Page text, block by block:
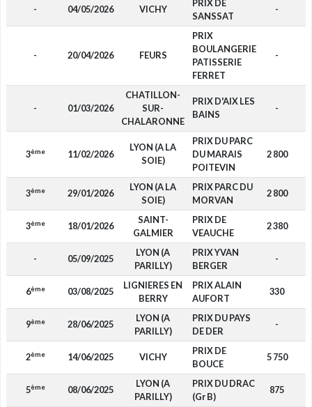
- 04/05/2026 VICHY
PRIX DE
SANSSAT
-
- 20/04/2026 FEURS
PRIX
BOULANGERIE
PATISSERIE
FERRET
-
- 01/03/2026
CHATILLON-
SUR-
CHALARONNE
PRIX D'AIX LES
BAINS
-
3ème 11/02/2026
LYON (A LA
SOIE)
PRIX DU PARC
DU MARAIS
POITEVIN
2 800
3ème 29/01/2026
LYON (A LA
SOIE)
PRIX PARC DU
MORVAN
2 800
3ème 18/01/2026
SAINT-
GALMIER
PRIX DE
VEAUCHE
2 380
- 05/09/2025
LYON (A
PARILLY)
PRIX YVAN
BERGER
-
6ème 03/08/2025
LIGNIERES EN
BERRY
PRIX ALAIN
AUFORT
330
9ème 28/06/2025
LYON (A
PARILLY)
PRIX DU PAYS
DE DER
-
2ème 14/06/2025 VICHY
PRIX DE
BOUCE
5 750
5ème 08/06/2025
LYON (A
PARILLY)
PRIX DU DRAC
(Gr B)
875